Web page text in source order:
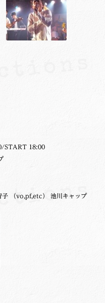
START 18:00
子 （vo,pf,etc） 池川キャップ